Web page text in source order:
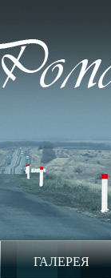
ГАЛЕРЕЯ